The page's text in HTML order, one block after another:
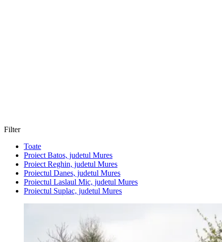
Filter
Toate
Proiect Batos, judetul Mures
Proiect Reghin, judetul Mures
Proiectul Danes, judetul Mures
Proiectul Laslaul Mic, judetul Mures
Proiectul Suplac, judetul Mures